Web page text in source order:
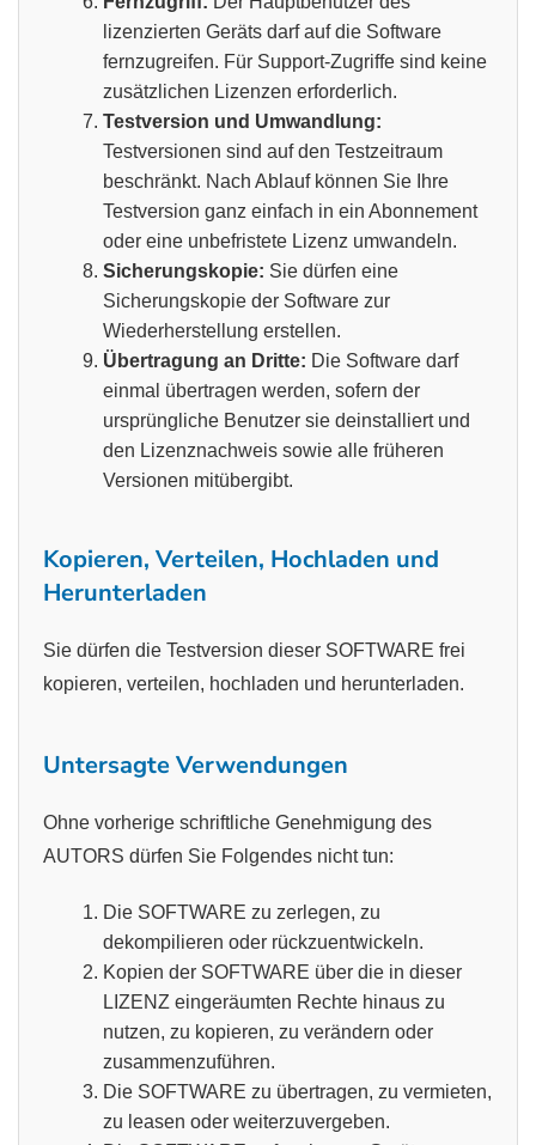
lizenzierten Geräts darf auf die Software
fernzugreifen. Für Support-Zugriffe sind keine
zusätzlichen Lizenzen erforderlich.
Testversion und Umwandlung:
Testversionen sind auf den Testzeitraum
beschränkt. Nach Ablauf können Sie Ihre
Testversion ganz einfach in ein Abonnement
oder eine unbefristete Lizenz umwandeln.
Sicherungskopie: Sie dürfen eine
Sicherungskopie der Software zur
Wiederherstellung erstellen.
Übertragung an Dritte: Die Software darf
einmal übertragen werden, sofern der
ursprüngliche Benutzer sie deinstalliert und
den Lizenznachweis sowie alle früheren
Versionen mitübergibt.
Kopieren, Verteilen, Hochladen und
Herunterladen
Sie dürfen die Testversion dieser SOFTWARE frei
kopieren, verteilen, hochladen und herunterladen.
Untersagte Verwendungen
Ohne vorherige schriftliche Genehmigung des
AUTORS dürfen Sie Folgendes nicht tun:
Die SOFTWARE zu zerlegen, zu
dekompilieren oder rückzuentwickeln.
Kopien der SOFTWARE über die in dieser
LIZENZ eingeräumten Rechte hinaus zu
nutzen, zu kopieren, zu verändern oder
zusammenzuführen.
Die SOFTWARE zu übertragen, zu vermieten,
zu leasen oder weiterzuvergeben.